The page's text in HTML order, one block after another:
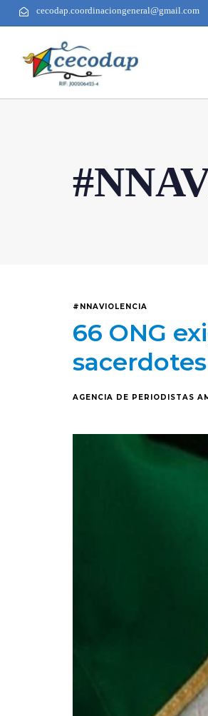
cecodap.coordinaciongeneral@gmail.com
#NNAVIOLENCIA
66 ONG
AGENCIA DE PERIODISTAS